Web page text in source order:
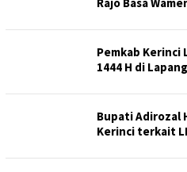
Pemkab Kerinci
1444 H di
Bupati Adirozal
Kerinci terkait